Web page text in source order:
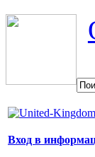
Вход в